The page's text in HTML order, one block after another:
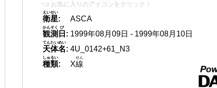
👈 お気に入りのアイコンをクリック！
衛星
えいせい
:
ASCA
観測
かんそく
日
び
: 1999年08月09日 - 1999年08月10日
天体名
てんたいめい
: 4U_0142+61_N3
種類
しゅるい
: X線
せん